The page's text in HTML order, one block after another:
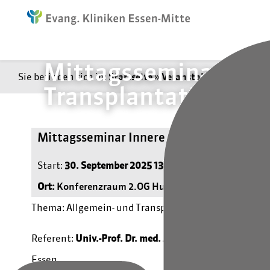
Mittagsseminar
Sie befinden sich in: Startseite» Veranstaltungen
Mittagsseminar Innere Medizin
Start: 30. September 2025 13:30 Uhr
Ort: Konferenzraum 2.OG Huyssens-Stiftung
Thema: Allgemein- und Transplantationschirurgie
Referent: Univ.-Prof. Dr. med. Arzu Özcelik
Leitung
Essen